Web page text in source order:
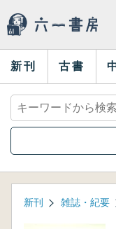
新刊 古書
新刊 雑誌・紀要